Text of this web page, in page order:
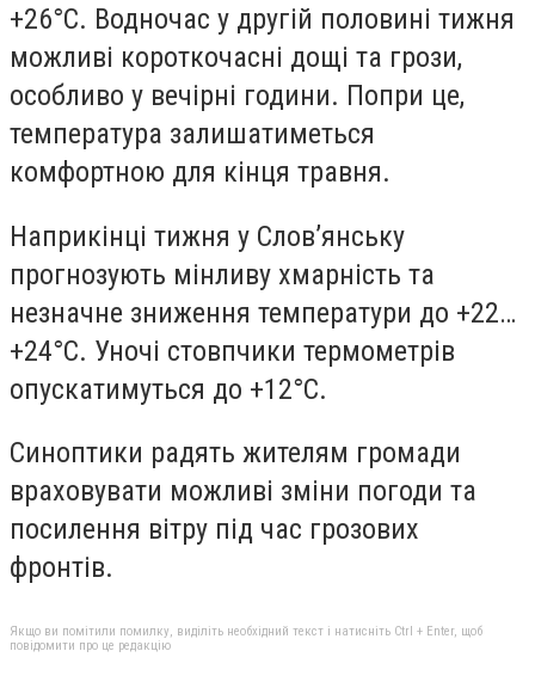
+26°C. Водночас у другій половині тижня
можливі короткочасні дощі та грози,
особливо у вечірні години. Попри це,
температура залишатиметься
комфортною для кінця травня.
Наприкінці тижня у Слов’янську
прогнозують мінливу хмарність та
незначне зниження температури до +22…
+24°C. Уночі стовпчики термометрів
опускатимуться до +12°C.
Синоптики радять жителям громади
враховувати можливі зміни погоди та
посилення вітру під час грозових
фронтів.
Якщо ви помітили помилку, виділіть необхідний текст і натисніть Ctrl + Enter, щоб
повідомити про це редакцію